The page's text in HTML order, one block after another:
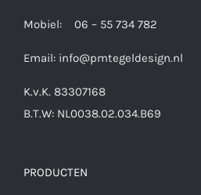
Mobiel: 06 – 55 734 782
Email: info@pmtegeldesign.nl
K.v.K. 83307168
B.T.W: NL0038.02.034.B69
PRODUCTEN